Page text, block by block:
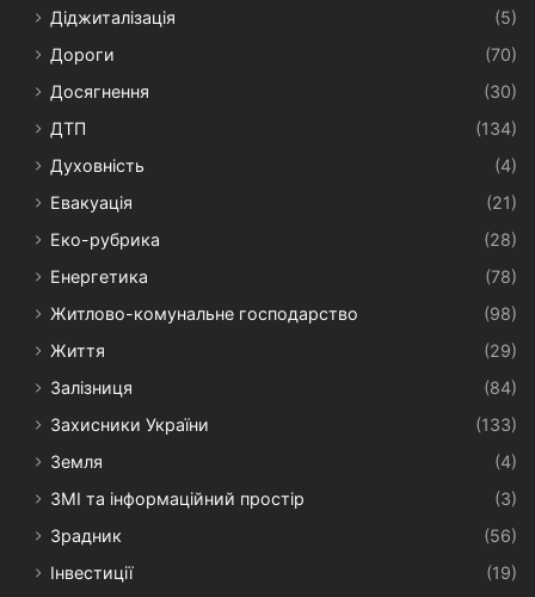
Діджиталізація
(5)
Дороги
(70)
Досягнення
(30)
ДТП
(134)
Духовність
(4)
Евакуація
(21)
Еко-рубрика
(28)
Енергетика
(78)
Житлово-комунальне господарство
(98)
Життя
(29)
Залізниця
(84)
Захисники України
(133)
Земля
(4)
ЗМІ та інформаційний простір
(3)
Зрадник
(56)
Інвестиції
(19)